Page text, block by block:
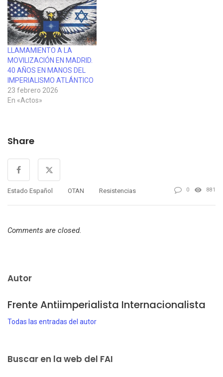
LLAMAMIENTO A LA
MOVILIZACIÓN EN MADRID.
40 AÑOS EN MANOS DEL
IMPERIALISMO ATLÁNTICO
23 febrero 2026
En «Actos»
Share
Estado Español OTAN Resistencias 0 881
Comments are closed.
Autor
Frente Antiimperialista Internacionalista
Todas las entradas del autor
Buscar en la web del FAI